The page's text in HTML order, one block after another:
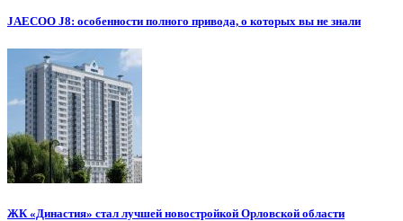
JAECOO J8: особенности полного привода, о которых вы не знали
ЖК «Династия» стал лучшей новостройкой Орловской области